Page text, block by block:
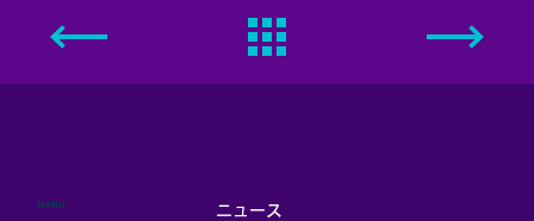
ニュース
MENU